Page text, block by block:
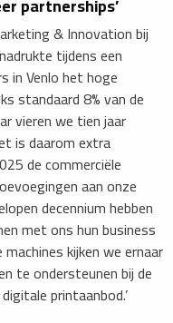
& Innovation bij
tijdens een
in Venlo het hoge
standaard 8% van de
vieren we tien jaar
is daarom extra
de commerciële
aan onze
decennium hebben
met ons hun business
kijken we ernaar
te ondersteunen bij de
printaanbod.’